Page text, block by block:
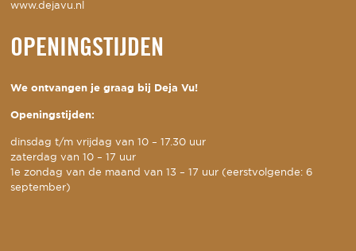
www.dejavu.nl
OPENINGSTIJDEN
We ontvangen je graag bij Deja Vu!
Openingstijden:
dinsdag t/m vrijdag van 10 – 17.30 uur
zaterdag van 10 – 17 uur
1e zondag van de maand van 13 – 17 uur (eerstvolgende: 6
september)